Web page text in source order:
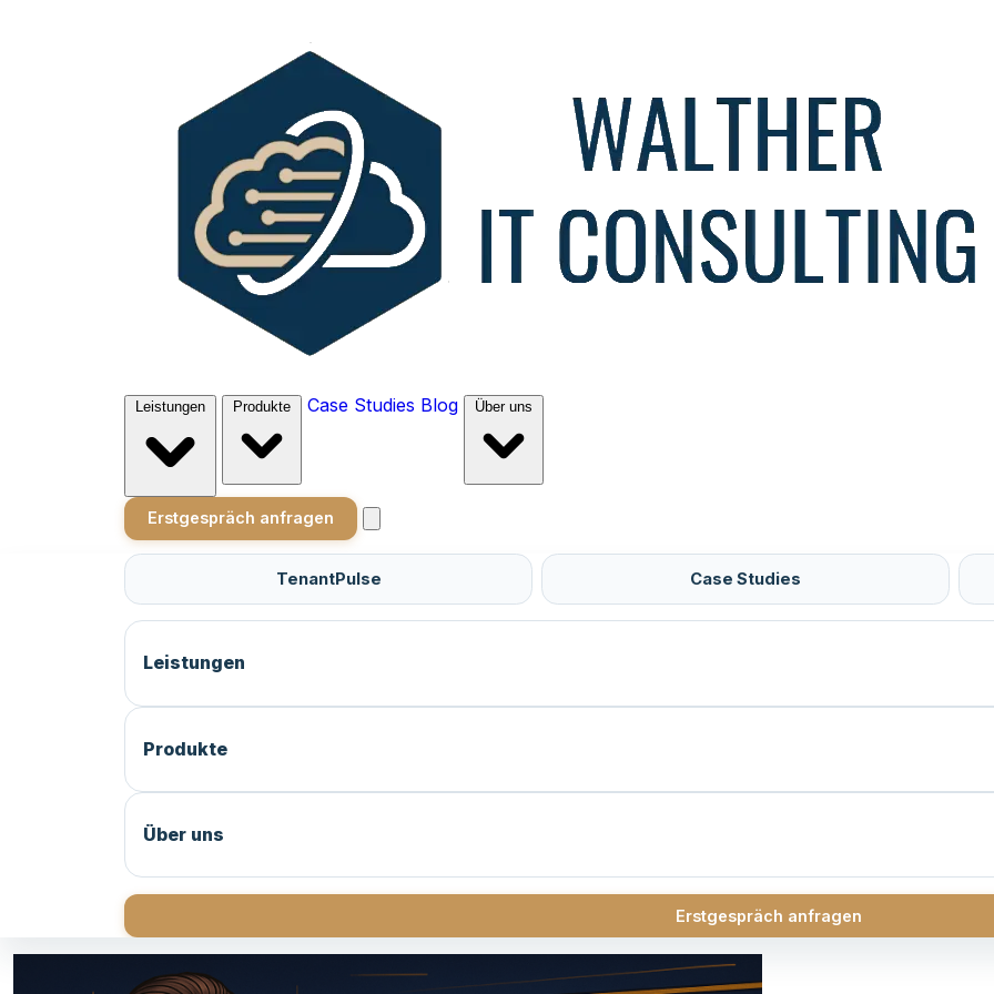
Case Studies Blog
Erstgespräch anfragen
TenantPulse Case Studies
Leistungen
Produkte
Über uns
Erstgespräch anfragen